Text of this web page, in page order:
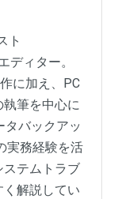
ト
ディター。
に加え、PC
筆を中心に
タバックアッ
実務経験を活
テムトラブ
解説してい